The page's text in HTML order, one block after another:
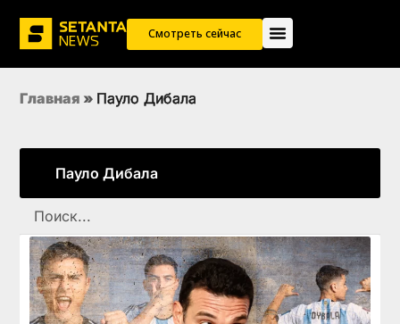
Смотреть сейчас
Главная » Пауло Дибала
Пауло Дибала